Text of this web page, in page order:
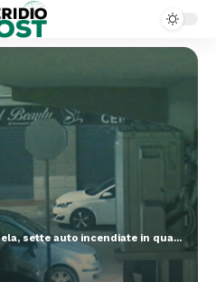
sette auto incendiate in quattro mesi: arrestato un 38enne